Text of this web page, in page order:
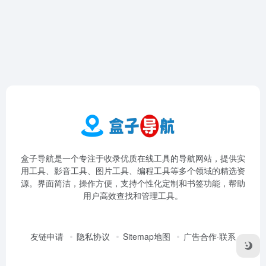
盒子导航是一个专注于收录优质在线工具的导航网站，提供实
用工具、影音工具、图片工具、编程工具等多个领域的精选资
源。界面简洁，操作方便，支持个性化定制和书签功能，帮助
用户高效查找和管理工具。
友链申请 隐私协议 Sitemap地图 广告合作·联系